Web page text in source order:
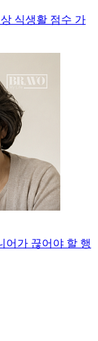
식생활 점수 가
어가 끊어야 할 행